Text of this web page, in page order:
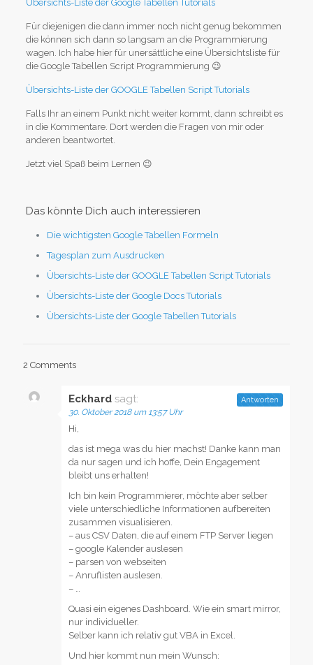
Übersichts-Liste der Google Tabellen Tutorials
Für diejenigen die dann immer noch nicht genug bekommen
die können sich dann so langsam an die Programmierung
wagen. Ich habe hier für unersättliche eine Übersichtsliste für
die Google Tabellen Script Programmierung 😉
Übersichts-Liste der GOOGLE Tabellen Script Tutorials
Falls Ihr an einem Punkt nicht weiter kommt, dann schreibt es
in die Kommentare. Dort werden die Fragen von mir oder
anderen beantwortet.
Jetzt viel Spaß beim Lernen 😉
Das könnte Dich auch interessieren
Die wichtigsten Google Tabellen Formeln
Tagesplan zum Ausdrucken
Übersichts-Liste der GOOGLE Tabellen Script Tutorials
Übersichts-Liste der Google Docs Tutorials
Übersichts-Liste der Google Tabellen Tutorials
2 Comments
Eckhard sagt:
30. Oktober 2018 um 13:57 Uhr
Hi,
das ist mega was du hier machst! Danke kann man
da nur sagen und ich hoffe, Dein Engagement
bleibt uns erhalten!
Ich bin kein Programmierer, möchte aber selber
viele unterschiedliche Informationen aufbereiten
zusammen visualisieren.
– aus CSV Daten, die auf einem FTP Server liegen
– google Kalender auslesen
– parsen von webseiten
– Anruflisten auslesen.
– …
Quasi ein eigenes Dashboard. Wie ein smart mirror,
nur individueller.
Selber kann ich relativ gut VBA in Excel.
Und hier kommt nun mein Wunsch:
Antworten